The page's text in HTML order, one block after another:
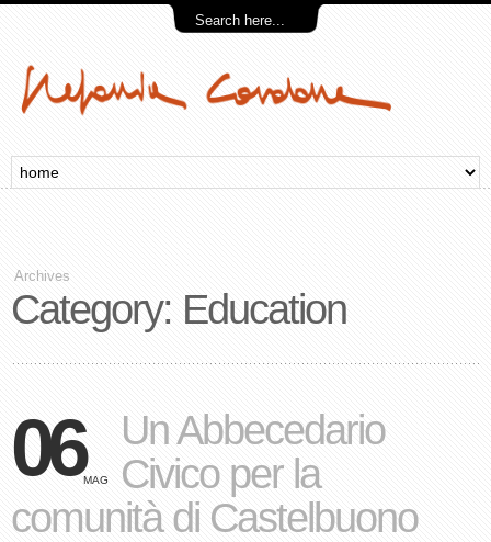
Archives
Category: Education
06MAG
Un Abbecedario
Civico per la
comunità di Castelbuono